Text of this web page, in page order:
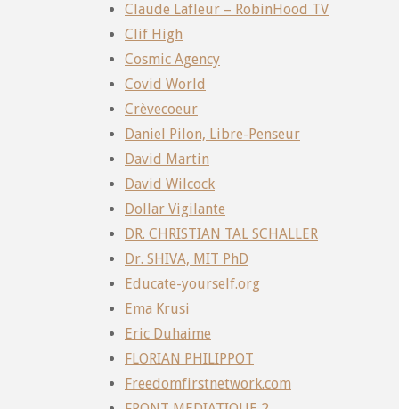
Claude Lafleur – RobinHood TV
Clif High
Cosmic Agency
Covid World
Crèvecoeur
Daniel Pilon, Libre-Penseur
David Martin
David Wilcock
Dollar Vigilante
DR. CHRISTIAN TAL SCHALLER
Dr. SHIVA, MIT PhD
Educate-yourself.org
Ema Krusi
Eric Duhaime
FLORIAN PHILIPPOT
Freedomfirstnetwork.com